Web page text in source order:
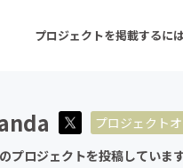
プロジェクトを掲載するに
ン 注目の新着プロジ
プロジェクト
プロジェクトを投稿していま